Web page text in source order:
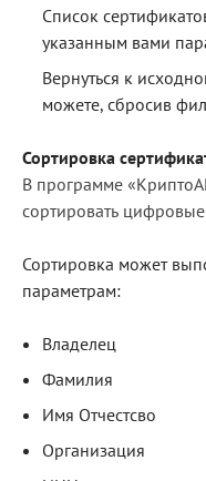
Список
указанным вами
Вернуться к
можете, сбросив
Сортировка
В программе
сортировать
Сортировка может
параметрам:
Владелец
Фамилия
Имя Отчестсво
Организация